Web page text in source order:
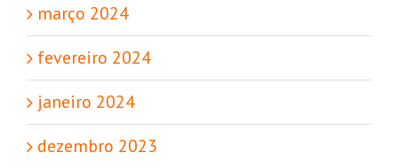
março 2024
fevereiro 2024
janeiro 2024
dezembro 2023